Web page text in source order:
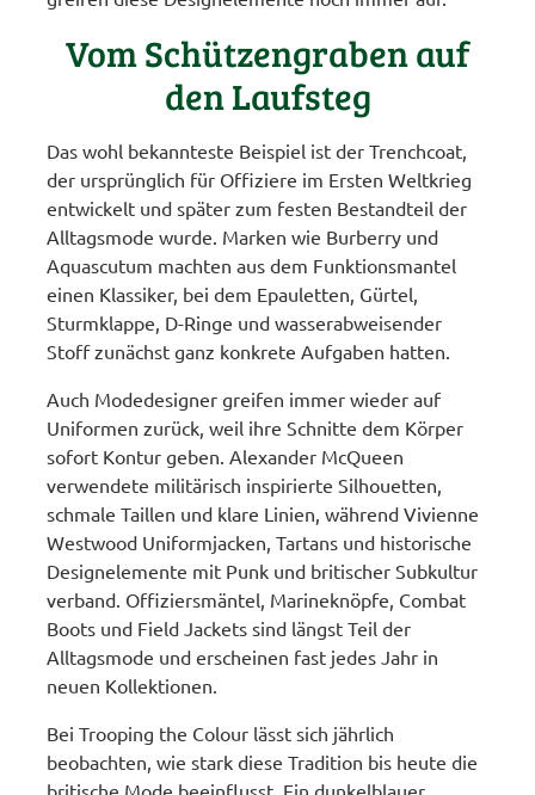
Vom Schützengraben auf
den Laufsteg
Das wohl bekannteste Beispiel ist der Trenchcoat,
der ursprünglich für Offiziere im Ersten Weltkrieg
entwickelt und später zum festen Bestandteil der
Alltagsmode wurde. Marken wie Burberry und
Aquascutum machten aus dem Funktionsmantel
einen Klassiker, bei dem Epauletten, Gürtel,
Sturmklappe, D-Ringe und wasserabweisender
Stoff zunächst ganz konkrete Aufgaben hatten.
Auch Modedesigner greifen immer wieder auf
Uniformen zurück, weil ihre Schnitte dem Körper
sofort Kontur geben. Alexander McQueen
verwendete militärisch inspirierte Silhouetten,
schmale Taillen und klare Linien, während Vivienne
Westwood Uniformjacken, Tartans und historische
Designelemente mit Punk und britischer Subkultur
verband. Offiziersmäntel, Marineknöpfe, Combat
Boots und Field Jackets sind längst Teil der
Alltagsmode und erscheinen fast jedes Jahr in
neuen Kollektionen.
Bei Trooping the Colour lässt sich jährlich
beobachten, wie stark diese Tradition bis heute die